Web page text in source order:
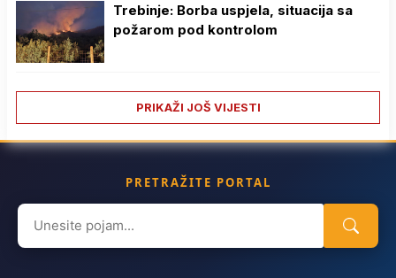
Trebinje: Borba uspjela, situacija sa
požarom pod kontrolom
PRIKAŽI JOŠ VIJESTI
PRETRAŽITE PORTAL
Search
for: